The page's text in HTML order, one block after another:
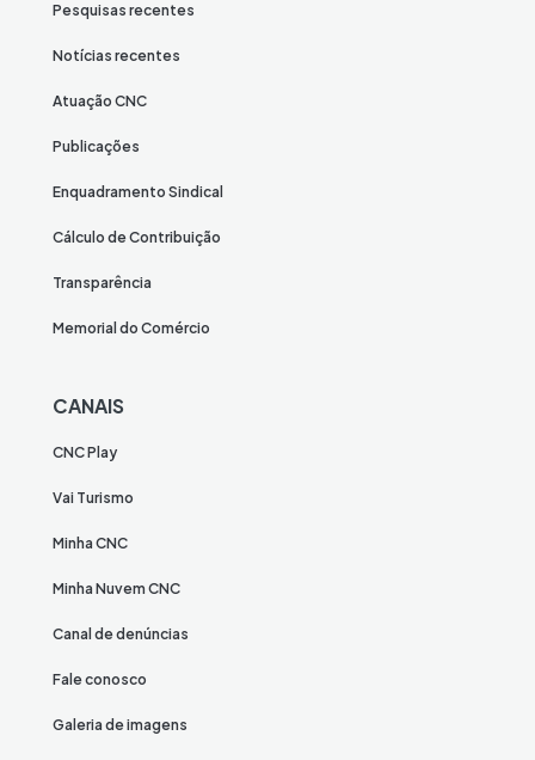
Pesquisas recentes
Notícias recentes
Atuação CNC
Publicações
Enquadramento Sindical
Cálculo de Contribuição
Transparência
Memorial do Comércio
CANAIS
CNC Play
Vai Turismo
Minha CNC
Minha Nuvem CNC
Canal de denúncias
Fale conosco
Galeria de imagens